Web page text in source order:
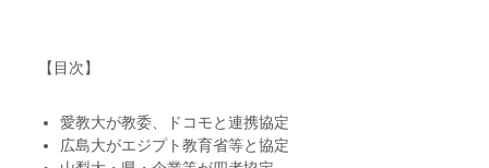
【目次】
愛教大が教委、ドコモと連携協定
広島大がエジプト教育省等と協定